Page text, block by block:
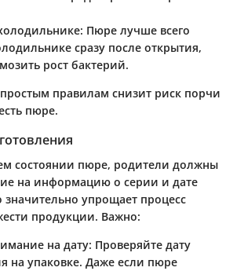
: Пюре лучше всего
сразу после открытия,
рост бактерий.
правилам снизит риск порчи
пюре.
состоянии пюре, родители должны
на информацию о серии и дате
значительно упрощает процесс
продукции. Важно:
на дату: Проверяйте дату
на упаковке. Даже если пюре